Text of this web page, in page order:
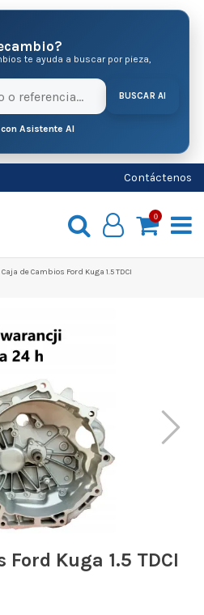
te ayuda a buscar por pieza,
BUSCAR AI
Asistente AI
Contáctenos
0
Caja de Cambios Ford Kuga 1.5 TDCI
Kuga 1.5 TDCI